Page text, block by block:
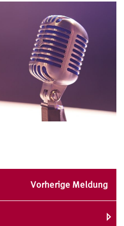
Vorherige Meldung